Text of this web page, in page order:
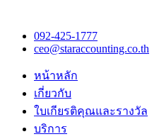
092-425-1777
ceo@staraccounting.co.th
หน้าหลัก
เกี่ยวกับ
ใบเกียรติคุณและรางวัล
บริการ